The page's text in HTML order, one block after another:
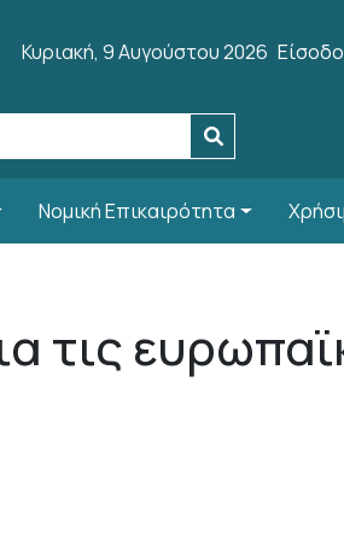
Κυριακή, 9 Αυγούστου 2026User
Νομική Επικαιρότητα
τις